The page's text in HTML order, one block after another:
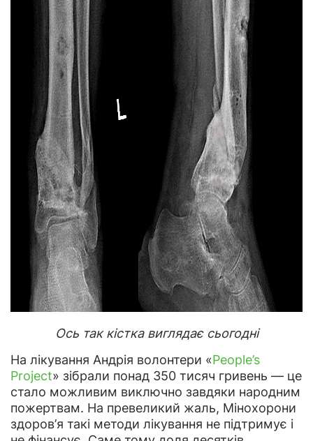
Ось так кістка виглядає сьогодні
На лікування Андрія волонтери «People’s
Project» зібрали понад 350 тисяч гривень — це
стало можливим виключно завдяки народним
пожертвам. На превеликий жаль, Мінохорони
здоров’я такі методи лікування не підтримує і